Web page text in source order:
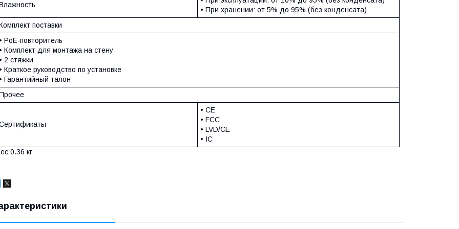
• При хранении: от 5% до 95% (без конденсата)
поставки
PoE-повторитель
Комплект для монтажа на стену
2 стяжки
Краткое руководство по установке
Гарантийный талон
• CE
• FCC
• LVD/CE
• IC
0.36 кг